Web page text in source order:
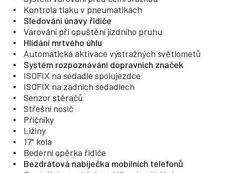
Kontrola tlaku v pneumatikách
Sledování únavy řidiče
Varování při opuštění jízdního pruhu
Hlídání mrtvého úhlu
Automatická aktivace výstražných světlometů
Systém rozpoznávání dopravních značek
ISOFIX na sedadle spolujezdce
ISOFIX na zadních sedadlech
Senzor stěračů
Střešní nosič
Příčníky
Ližiny
17" kola
Bederní opěrka řidiče
Bezdrátová nabíječka mobilních telefonů